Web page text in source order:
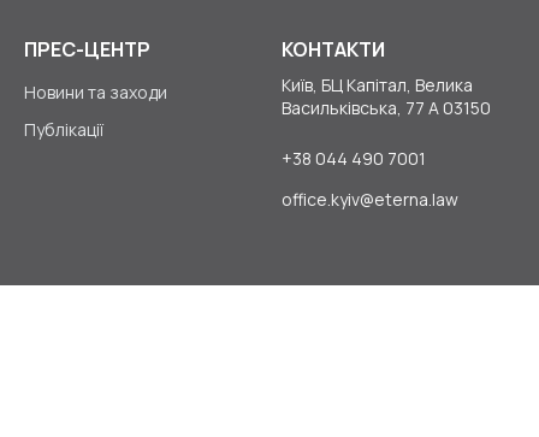
ПРЕС-ЦЕНТР
Новини та заходи
Публікації
КОНТАКТИ
Київ, БЦ Капітал, Велика
Васильківська, 77 А 03150
+38 044 490 7001
office.kyiv@eterna.law